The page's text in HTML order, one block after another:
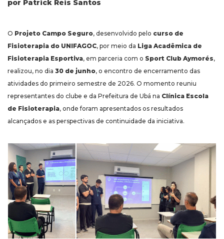
por Patrick Reis Santos
O Projeto Campo Seguro, desenvolvido pelo curso de
Fisioterapia do UNIFAGOC, por meio da Liga Acadêmica de
Fisioterapia Esportiva, em parceria com o Sport Club Aymorés,
realizou, no dia 30 de junho, o encontro de encerramento das
atividades do primeiro semestre de 2026. O momento reuniu
representantes do clube e da Prefeitura de Ubá na Clínica Escola
de Fisioterapia, onde foram apresentados os resultados
alcançados e as perspectivas de continuidade da iniciativa.